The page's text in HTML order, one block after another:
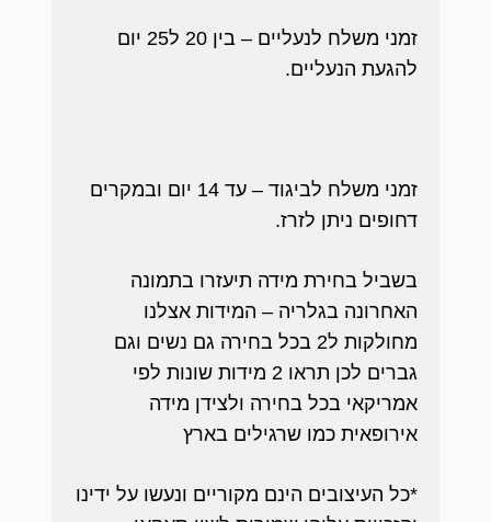
זמני משלח לנעליים – בין 20 ל25 יום
להגעת הנעליים.
זמני משלח לביגוד – עד 14 יום ובמקרים
דחופים ניתן לזרז.
בשביל בחירת מידה תיעזרו בתמונה
האחרונה בגלריה – המידות אצלנו
מחולקות ל2 בכל בחירה גם נשים וגם
גברים לכן תראו 2 מידות שונות לפי
אמריקאי בכל בחירה ולצידן מידה
אירופאית כמו שרגילים בארץ
*כל העיצובים הינם מקוריים ונעשו על ידינו